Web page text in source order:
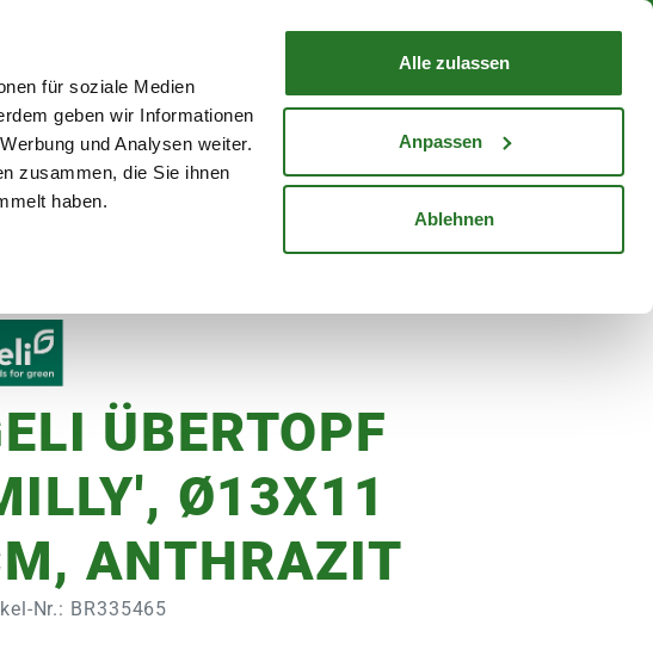
für soziale Medien
geben wir Informationen
und Analysen weiter.
zusammen, die Sie ihnen
haben.
Alle zulassen
Anpassen
Ablehnen
Mein KontoStandorte
WARENKORB
Gutscheine Karriere
ÜBERTOPF
Ø13X11
ANTHRAZIT
Nr.: BR335465